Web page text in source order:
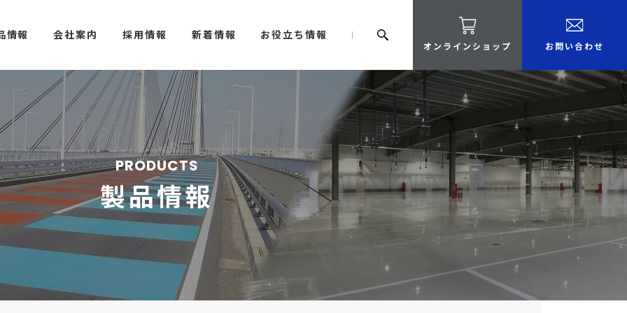
情報 会社案内 採用情報 新着情報 お役立ち情報
オンラインショップ お問い合わせ
PRODUCTS
製品情報